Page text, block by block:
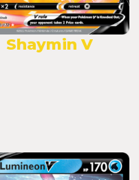
Shaymin V